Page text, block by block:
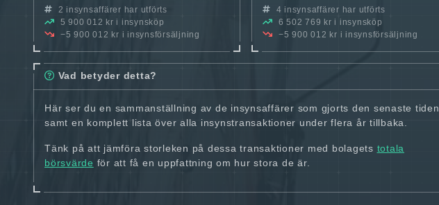
2 insynsaffärer har utförts
5 900 012 kr i insynsköp
−5 900 012 kr i insynsförsäljning
4 insynsaffärer har utförts
6 502 769 kr i insynsköp
−5 900 012 kr i insynsförsäljning
Vad betyder detta?
Här ser du en sammanställning av de insynsaffärer som gjorts den senaste tiden
samt en komplett lista över alla insynstransaktioner under flera år tillbaka.
Tänk på att jämföra storleken på dessa transaktioner med bolagets totala
börsvärde för att få en uppfattning om hur stora de är.